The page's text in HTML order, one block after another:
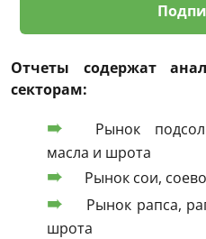
Отчеты содержат
секторам:
Рынок
масла и шрота
Рынок сои,
Рынок рапса,
шрота